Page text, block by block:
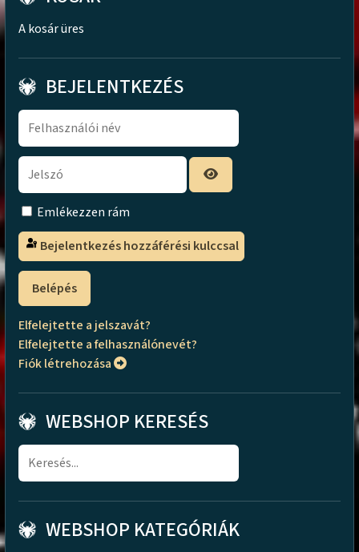
A kosár üres
BEJELENTKEZÉS
Emlékezzen rám
Bejelentkezés hozzáférési kulccsal
Belépés
Elfelejtette a jelszavát?
Elfelejtette a felhasználónevét?
Fiók létrehozása
WEBSHOP KERESÉS
WEBSHOP KATEGÓRIÁK